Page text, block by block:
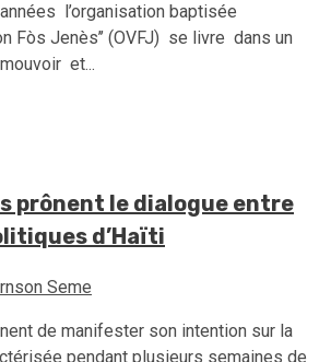
l’organisation baptisée
Fòs Jenès’’ (OVFJ) se livre dans un
et...
prônent le dialogue entre
d’Haïti
Seme
de manifester son intention sur la
pendant plusieurs semaines de